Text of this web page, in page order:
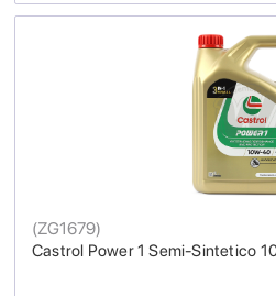
Castrol Power 1 Semi-Sintetico
(ZG1679)